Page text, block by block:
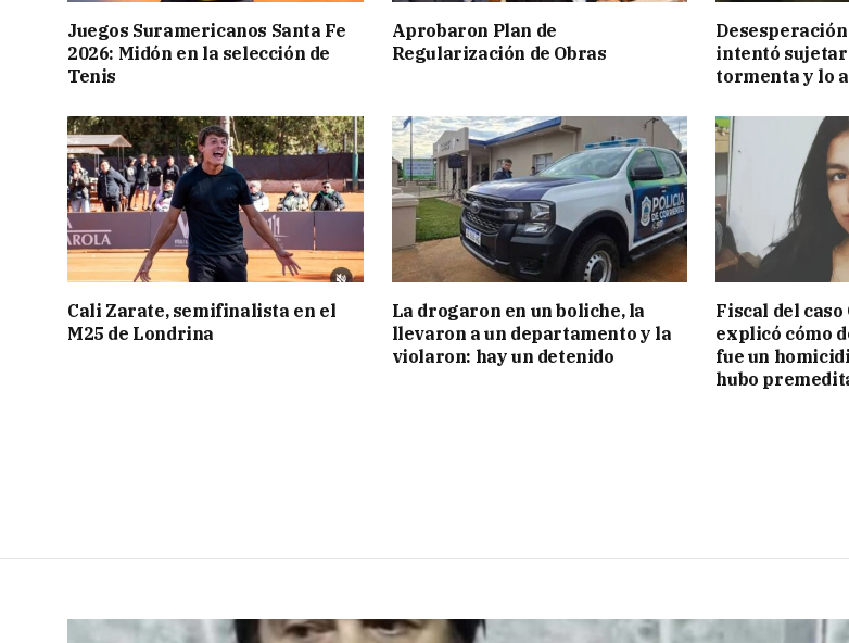
Juegos Suramericanos Santa Fe
2026: Midón en la selección de
Tenis
Aprobaron Plan de
Regularización de Obras
intentó sujetar
tormenta y lo
Cali Zarate, semifinalista en el
M25 de Londrina
La drogaron en un boliche, la
llevaron a un departamento y la
violaron: hay un detenido
Fiscal del
explicó cómo
fue un
hubo